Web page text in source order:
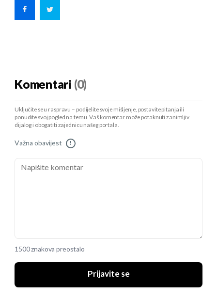
Komentari (0)
Uključite se u raspravu – podijelite svoje mišljenje, postavite pitanja ili
ponudite svoj pogled na temu. Vaš komentar može potaknuti zanimljiv
dijalog i obogatiti zajednicu našeg portala.
Važna obavijest !
1500 znakova preostalo
Prijavite se